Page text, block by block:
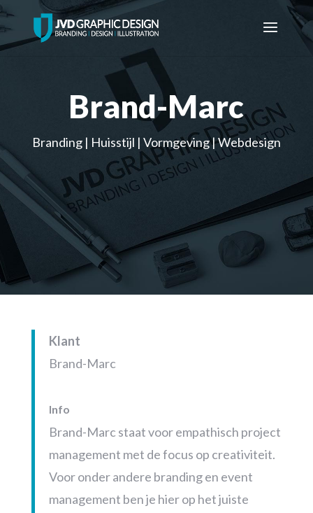
Brand-Marc
Branding | Huisstijl | Vormgeving | Webdesign
Klant
Brand-Marc
Info
Brand-Marc staat voor empathisch project
management met de focus op creativiteit.
Voor onder andere branding en event
management ben je hier op het juiste